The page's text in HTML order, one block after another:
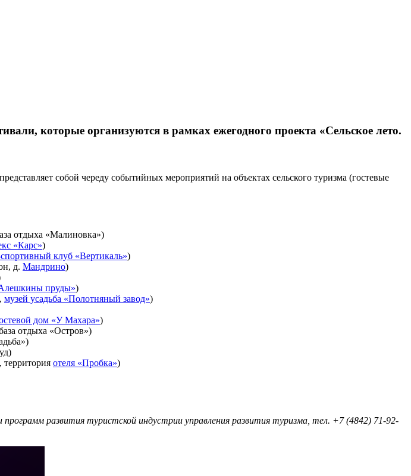
которые организуются в рамках ежегодного проекта «Сельское лето.
собой череду событийных мероприятий на объектах сельского туризма (гостевые
отдыха «Малиновка»)
«Карс»)
клуб «Вертикаль»)
д. Мандрино)
пруды»)
музей усадьба «Полотняный завод»)
дом «У Махара»)
отдыха «Остров»)
территория отеля «Пробка»)
развития туристской индустрии управления развития туризма, тел. +7 (4842) 71-92-